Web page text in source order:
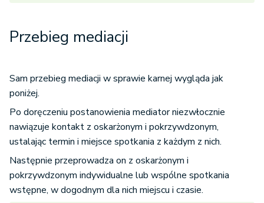
Przebieg mediacji
Sam przebieg mediacji w sprawie karnej wygląda jak
poniżej.
Po doręczeniu postanowienia mediator niezwłocznie
nawiązuje kontakt z oskarżonym i pokrzywdzonym,
ustalając termin i miejsce spotkania z każdym z nich.
Następnie przeprowadza on z oskarżonym i
pokrzywdzonym indywidualne lub wspólne spotkania
wstępne, w dogodnym dla nich miejscu i czasie.